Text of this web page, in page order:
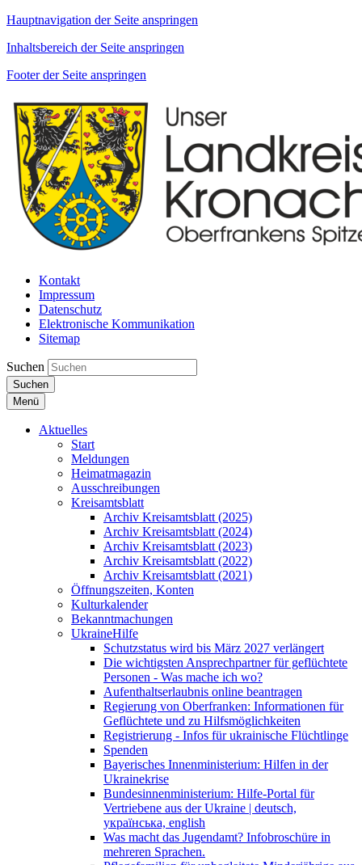
Hauptnavigation der Seite anspringen
Inhaltsbereich der Seite anspringen
Footer der Seite anspringen
Kontakt
Impressum
Datenschutz
Elektronische Kommunikation
Sitemap
Suchen
Suchen
Menü
Aktuelles
Start
Meldungen
Heimatmagazin
Ausschreibungen
Kreisamtsblatt
Archiv Kreisamtsblatt (2025)
Archiv Kreisamtsblatt (2024)
Archiv Kreisamtsblatt (2023)
Archiv Kreisamtsblatt (2022)
Archiv Kreisamtsblatt (2021)
Öffnungszeiten, Konten
Kulturkalender
Bekanntmachungen
UkraineHilfe
Schutzstatus wird bis März 2027 verlängert
Die wichtigsten Ansprechpartner für geflüchtete
Personen - Was mache ich wo?
Aufenthaltserlaubnis online beantragen
Regierung von Oberfranken: Informationen für
Geflüchtete und zu Hilfsmöglichkeiten
Registrierung - Infos für ukrainische Flüchtlinge
Spenden
Bayerisches Innenministerium: Hilfen in der
Ukrainekrise
Bundesinnenministerium: Hilfe-Portal für
Vertriebene aus der Ukraine | deutsch,
українська, english
Was macht das Jugendamt? Infobroschüre in
mehreren Sprachen.